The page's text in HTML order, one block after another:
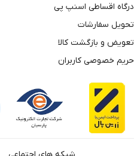
درگاه اقساطی اسنپ پی
تحویل سفارشات
تعویض و بازگشت کالا
حریم خصوصی کاربران